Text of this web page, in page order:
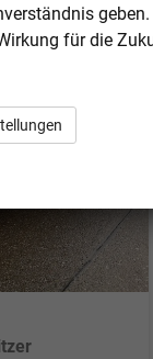
geben.
für die